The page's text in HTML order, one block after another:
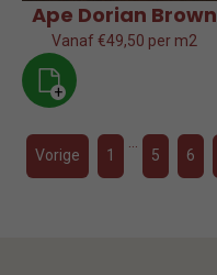
Ape Dorian Brown
Vanaf €49,50 per m2
+
Vorige 1
…
5 6